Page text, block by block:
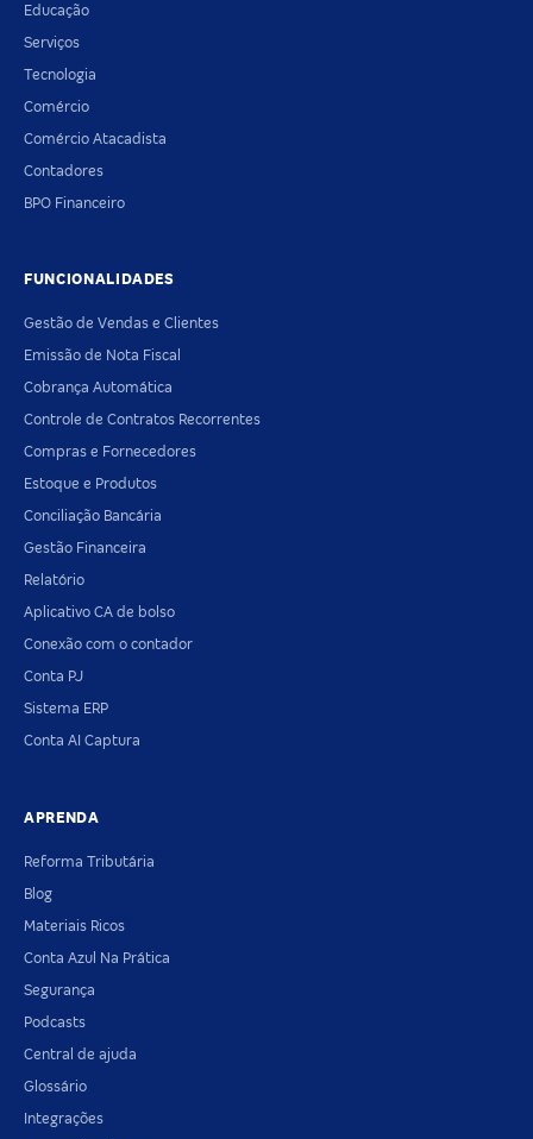
Educação
Serviços
Tecnologia
Comércio
Comércio Atacadista
Contadores
BPO Financeiro
FUNCIONALIDADES
Gestão de Vendas e Clientes
Emissão de Nota Fiscal
Cobrança Automática
Controle de Contratos Recorrentes
Compras e Fornecedores
Estoque e Produtos
Conciliação Bancária
Gestão Financeira
Relatório
Aplicativo CA de bolso
Conexão com o contador
Conta PJ
Sistema ERP
Conta AI Captura
APRENDA
Reforma Tributária
Blog
Materiais Ricos
Conta Azul Na Prática
Segurança
Podcasts
Central de ajuda
Glossário
Integrações